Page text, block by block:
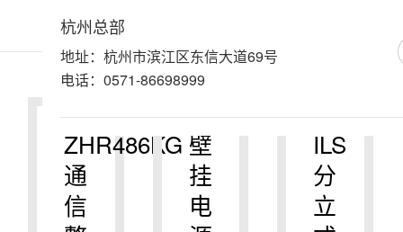
杭州总部
地址：杭州市滨江区东信大道69号
电话：0571-86698999
产品支持
ZHR486KG
通
信
壁
挂
电
ILS
分
立